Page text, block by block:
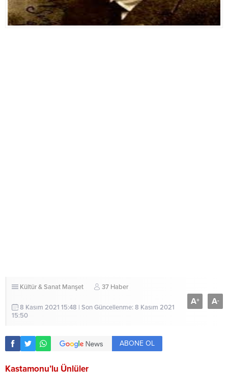
Kültür & Sanat Manşet 37 Haber
8 Kasım 2021 15:48 | Son Güncellenme: 8 Kasım 2021
15:50
A+ A-
ABONE OL
Kastamonu’lu Ünlüler